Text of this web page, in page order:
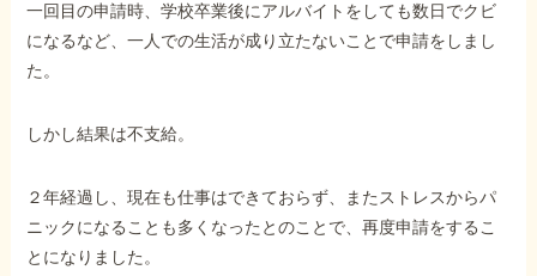
で受給相談をする
一回目の申請時、学校卒業後にアルバイトをしても数日でクビ
になるなど、一人での生活が成り立たないことで申請をしまし
た。
しかし結果は不支給。
２年経過し、現在も仕事はできておらず、またストレスからパ
ニックになることも多くなったとのことで、再度申請をするこ
とになりました。